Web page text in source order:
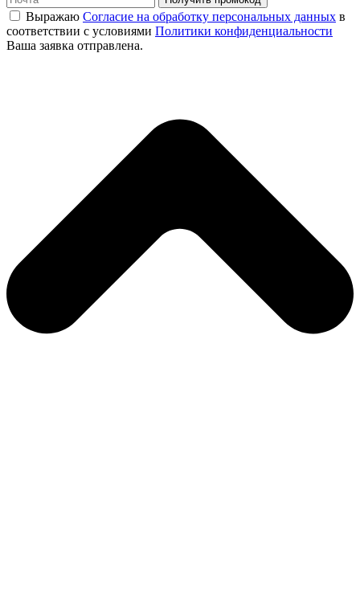
Выражаю Согласие на обработку персональных данных в
соответствии с условиями Политики конфиденциальности
Ваша заявка отправлена.